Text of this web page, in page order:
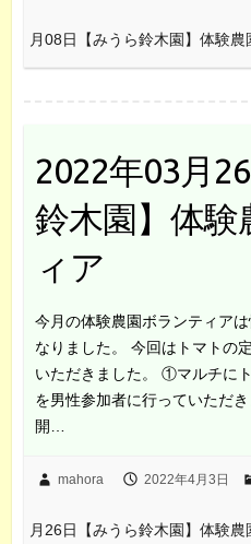
月08日【みうら鈴木園】体験農
2022年03月
鈴木園】体験
ィア
今月の体験農園ボランティア
なりました。 今回はトマトの
いただきました。 ①マルチに
を男性参加者に行っていただ
開…
mahora 2022年4月3日
月26日【みうら鈴木園】体験農